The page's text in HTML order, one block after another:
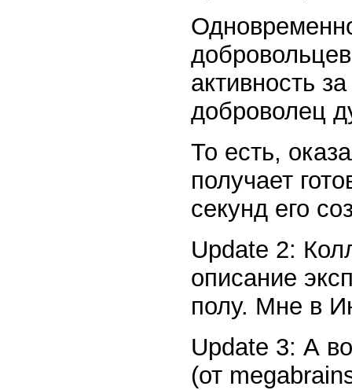
активность
доброволец
То есть,
получает
секунд его
Update 2:
описание
полу. Мне в
Update 3: А
(от